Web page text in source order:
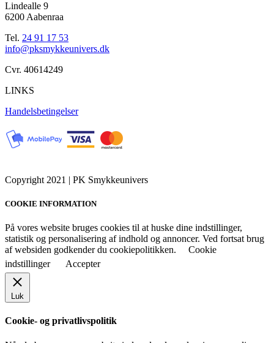
Lindealle 9
6200 Aabenraa
Tel. 24 91 17 53
info@pksmykkeunivers.dk
Cvr. 40614249
LINKS
Handelsbetingelser
Copyright 2021 | PK Smykkeunivers
COOKIE INFORMATION
På vores website bruges cookies til at huske dine indstillinger,
statistik og personalisering af indhold og annoncer. Ved fortsat brug
af websiden godkender du cookiepolitikken.
Cookie
indstillinger
Accepter
Luk
Cookie- og privatlivspolitik